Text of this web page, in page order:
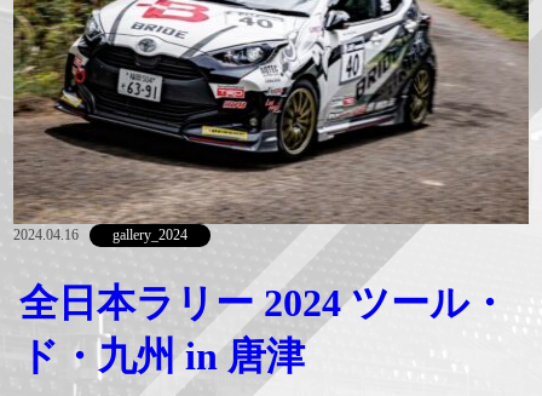
2024.04.16 gallery_2024
全日本ラリー 2024 ツール・
ド・九州 in 唐津